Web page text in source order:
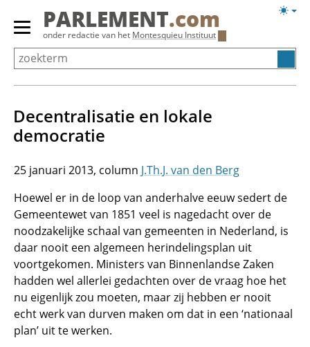
Overslaan
Primair
menu
tonen/verbergen
PARLEMENT.com
onder redactie van het Montesquieu Instituut
Decentralisatie en lokale
democratie
25 januari 2013
J.Th.J. van den Berg
Hoewel er in de loop van anderhalve eeuw sedert de
Gemeentewet van 1851 veel is nagedacht over de
noodzakelijke schaal van gemeenten in Nederland, is
daar nooit een algemeen herindelingsplan uit
voortgekomen. Ministers van Binnenlandse Zaken
hadden wel allerlei gedachten over de vraag hoe het
nu eigenlijk zou moeten, maar zij hebben er nooit
echt werk van durven maken om dat in een ‘nationaal
plan’ uit te werken.